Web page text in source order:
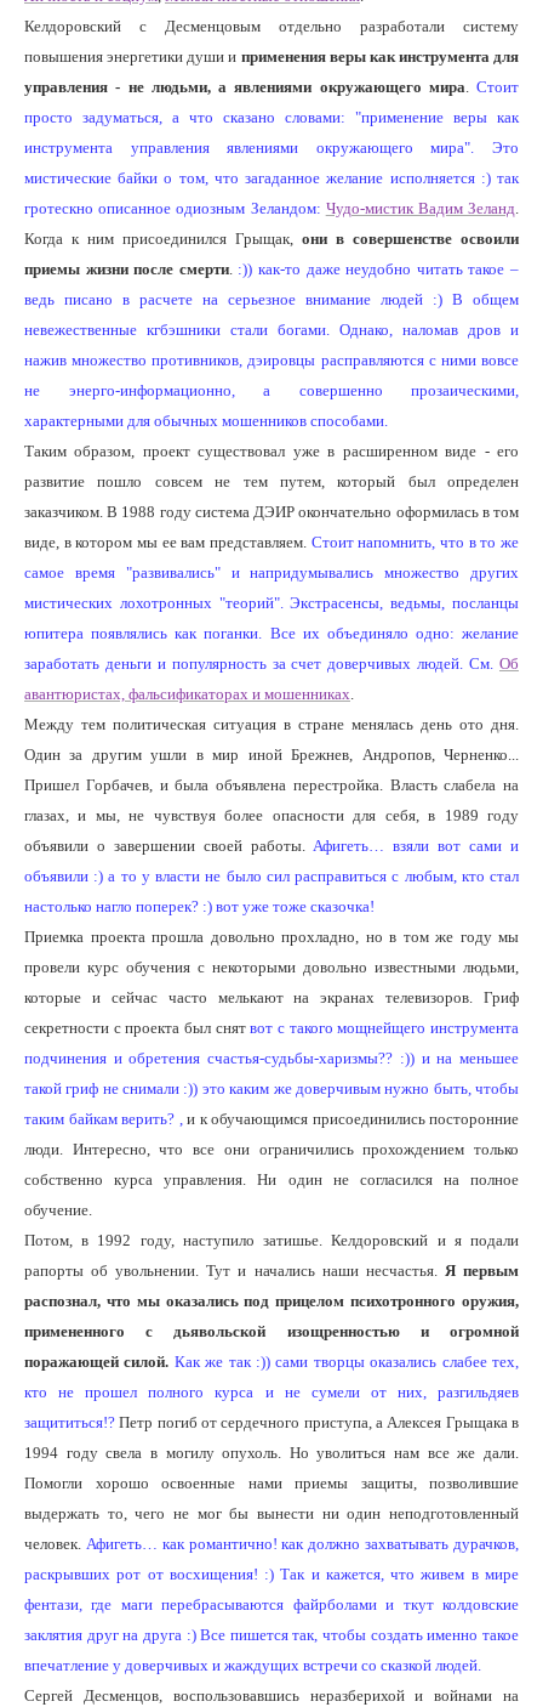
Келдоровский с Десменцовым отдельно разработали систему
повышения энергетики души и применения веры как инструмента для
управления - не людьми, а явлениями окружающего мира. Стоит
просто задуматься, а что сказано словами: "применение веры как
инструмента управления явлениями окружающего мира". Это
мистические байки о том, что загаданное желание исполняется :) так
гротескно описанное одиозным Зеландом: Чудо-мистик Вадим Зеланд.
Когда к ним присоединился Грыщак, они в совершенстве освоили
приемы жизни после смерти. :)) как-то даже неудобно читать такое –
ведь писано в расчете на серьезное внимание людей :) В общем
невежественные кгбэшники стали богами. Однако, наломав дров и
нажив множество противников, дэировцы расправляются с ними вовсе
не энерго-информационно, а совершенно прозаическими,
характерными для обычных мошенников способами.
Таким образом, проект существовал уже в расширенном виде - его
развитие пошло совсем не тем путем, который был определен
заказчиком. В 1988 году система ДЭИР окончательно оформилась в том
виде, в котором мы ее вам представляем. Стоит напомнить, что в то же
самое время "развивались" и напридумывались множество других
мистических лохотронных "теорий". Экстрасенсы, ведьмы, посланцы
юпитера появлялись как поганки. Все их объединяло одно: желание
заработать деньги и популярность за счет доверчивых людей. См. Об
авантюристах, фальсификаторах и мошенниках.
Между тем политическая ситуация в стране менялась день ото дня.
Один за другим ушли в мир иной Брежнев, Андропов, Черненко...
Пришел Горбачев, и была объявлена перестройка. Власть слабела на
глазах, и мы, не чувствуя более опасности для себя, в 1989 году
объявили о завершении своей работы.Афигеть… взяли вот сами и
объявили :) а то у власти не было сил расправиться с любым, кто стал
настолько нагло поперек? :) вот уже тоже сказочка!
Приемка проекта прошла довольно прохладно, но в том же году мы
провели курс обучения с некоторыми довольно известными людьми,
которые и сейчас часто мелькают на экранах телевизоров. Гриф
секретности с проекта был снятвот с такого мощнейщего инструмента
подчинения и обретения счастья-судьбы-харизмы?? :)) и на меньшее
такой гриф не снимали :)) это каким же доверчивым нужно быть, чтобы
таким байкам верить? ,и к обучающимся присоединились посторонние
люди. Интересно, что все они ограничились прохождением только
собственно курса управления. Ни один не согласился на полное
обучение.
Потом, в 1992 году, наступило затишье. Келдоровский и я подали
рапорты об увольнении. Тут и начались наши несчастья. Я первым
распознал, что мы оказались под прицелом психотронного оружия,
примененного с дьявольской изощренностью и огромной
поражающей силой. Как же так :)) сами творцы оказались слабее тех,
кто не прошел полного курса и не сумели от них, разгильдяев
защититься!? Петр погиб от сердечного приступа, а Алексея Грыщака в
1994 году свела в могилу опухоль. Но уволиться нам все же дали.
Помогли хорошо освоенные нами приемы защиты, позволившие
выдержать то, чего не мог бы вынести ни один неподготовленный
человек. Афигеть… как романтично! как должно захватывать дурачков,
раскрывших рот от восхищения! :) Так и кажется, что живем в мире
фентази, где маги перебрасываются файрболами и ткут колдовские
заклятия друг на друга :) Все пишется так, чтобы создать именно такое
впечатление у доверчивых и жаждущих встречи со сказкой людей.
Сергей Десменцов, воспользовавшись неразберихой и войнами на